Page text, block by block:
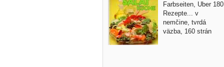
Farbseiten, Uber 180
Rezepte... v
nemčine, tvrdá
väzba, 160 strán